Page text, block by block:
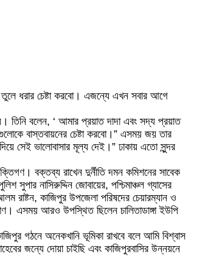
তুলে ধরার চেষ্টা করবো। এজন্যে এখন সবার আগে
তিনি বলেন, ‘ আমার প্রয়াত দাদা এবং সদ্য প্রয়াত
বাস্তবায়নের চেষ্টা করবো।” এসময় জয় তার
সেই ভালোবাসার মূল্য দেই।” ঢাকায় এতো সুন্দর
বক্তব্য রাখেন দুর্নীতি দমন কমিশনের সাবেক
নাসিরুদ্দিন জোবায়ের, পশ্চিমাঞ্চল গ্যাসের
রাষ্টন, কাজিপুর উপজেলা পরিষদের চেয়ারম্যান ও
এসময় আরও উপস্থিত ছিলেন চালিতাডাঙ্গা ইউপি
গঠনে অনেকখানি ভূমিকা রাখবে বলে আমি বিশ্বাস
জন্যে দোয়া চাইছি এবং কাজিপুরবাসির উন্নয়নে